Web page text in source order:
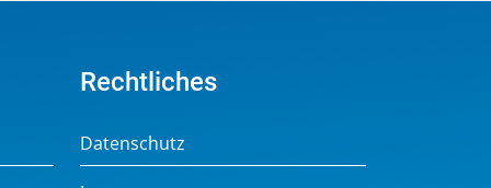
Rechtliches
Datenschutz